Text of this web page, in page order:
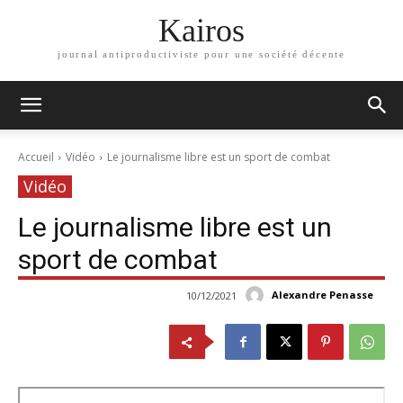
Kairos
journal antiproductiviste pour une société décente
Accueil Vidéo Le journalisme libre est un sport de combat
Vidéo
Le journalisme libre est un
sport de combat
Alexandre Penasse
10/12/2021